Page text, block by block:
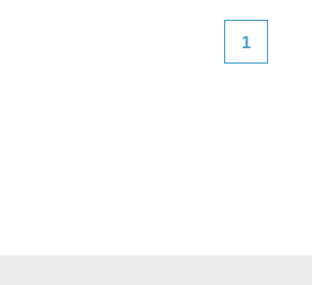
1